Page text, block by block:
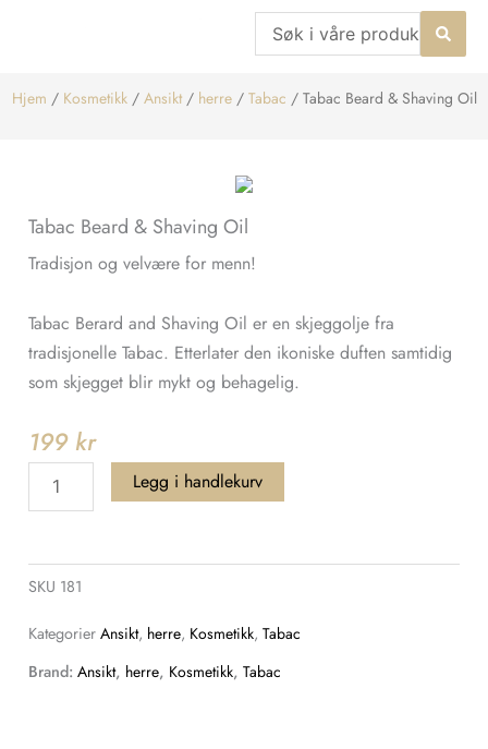
innholdet
Search
...
Hjem / Kosmetikk/ Ansikt/ herre/ Tabac / Tabac Beard & Shaving Oil
Tabac Beard & Shaving Oil
Tradisjon og velvære for menn!
Tabac Berard and Shaving Oil er en skjeggolje fra
tradisjonelle Tabac. Etterlater den ikoniske duften samtidig
som skjegget blir mykt og behagelig.
199 kr
Tabac
Shaving
Oil
Legg i handlekurv
SKU 181
Kategorier Ansikt, herre, Kosmetikk,Tabac
Brand:Ansikt, herre, Kosmetikk,Tabac